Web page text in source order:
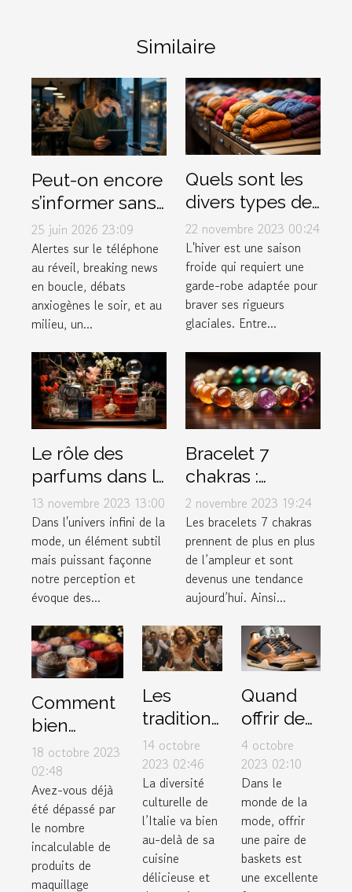
Similaire
Peut-on encore
s’informer sans
stresser ?
Enquête sur le
lien actu-santé
25 juin 2026 23:09
Alertes sur le téléphone
au réveil, breaking news
en boucle, débats
anxiogènes le soir, et au
milieu, un...
Quels sont les
divers types de
vêtements pour
affronter
efficacement
l'hiver ?
22 novembre 2023 00:24
L'hiver est une saison
froide qui requiert une
garde-robe adaptée pour
braver ses rigueurs
glaciales. Entre...
Le rôle des
parfums dans la
mode et le style
personnel
13 novembre 2023 13:00
Dans l'univers infini de la
mode, un élément subtil
mais puissant façonne
notre perception et
évoque des...
Bracelet 7
chakras :
Comment bien
l’entretenir ?
2 novembre 2023 19:24
Les bracelets 7 chakras
prennent de plus en plus
de l’ampleur et sont
devenus une tendance
aujourd’hui. Ainsi...
Comment
bien
choisir ses
produits
de
maquillage
selon son
type de
peau ?
18 octobre 2023
02:48
Avez-vous déjà
été dépassé par
le nombre
incalculable de
produits de
maquillage
Les
traditions
de
mariage
uniques
en Italie
14 octobre
2023 02:46
La diversité
culturelle de
l’Italie va bien
au-delà de sa
cuisine
délicieuse et
Quand
offrir des
sneakers
Air
Jordan 4
Retro
Thunder
2023
comme
4 octobre
2023 02:10
Dans le
monde de la
mode, offrir
une paire de
baskets est
une excellente